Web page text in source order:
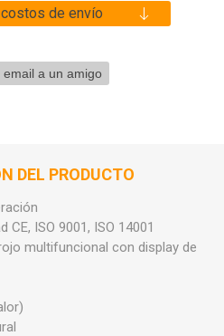
de envío
DEL PRODUCTO
ISO 9001, ISO 14001
multifuncional con display de